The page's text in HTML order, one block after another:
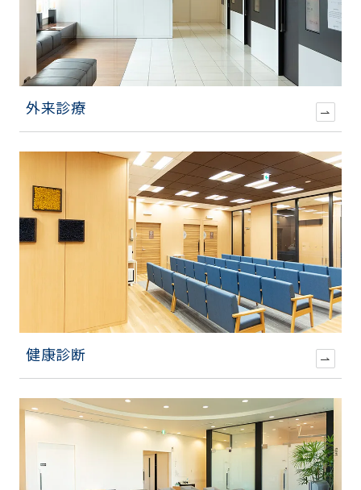
外来診療
健康診断